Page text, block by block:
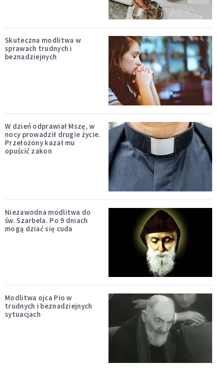
Skuteczna modlitwa w
sprawach trudnych i
beznadziejnych
W dzień odprawiał Mszę, w
nocy prowadził drugie życie.
Przełożony kazał mu
opuścić zakon
Niezawodna modlitwa do
św. Szarbela. Po 9 dniach
mogą dziać się cuda
Modlitwa ojca Pio w
trudnych i beznadziejnych
sytuacjach